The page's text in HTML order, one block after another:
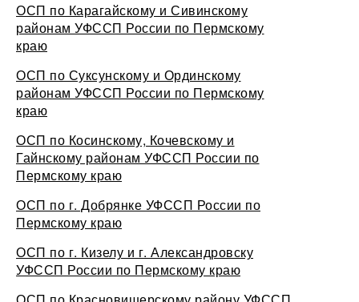
ОСП по Карагайскому и Сивинскому
районам УФССП России по Пермскому
краю
ОСП по Суксунскому и Ординскому
районам УФССП России по Пермскому
краю
ОСП по Косинскому, Кочевскому и
Гайнскому районам УФССП России по
Пермскому краю
ОСП по г. Добрянке УФССП России по
Пермскому краю
ОСП по г. Кизелу и г. Александровску
УФССП России по Пермскому краю